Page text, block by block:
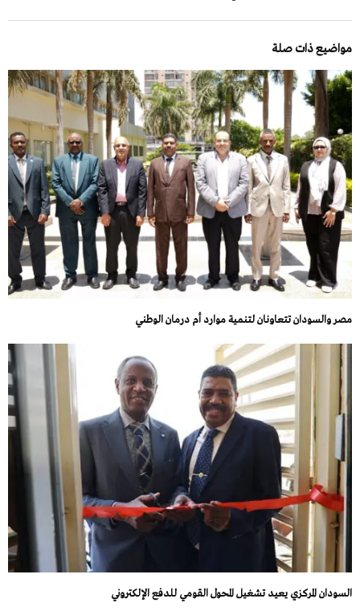
مواضيع ذات صلة
مصر والسودان تتعاونان لتنمية موارد أم درمان الوطني
السودان المركزي يعيد تشغيل المحول القومي للدفع الإلكتروني